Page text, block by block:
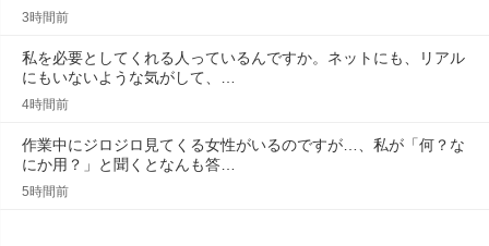
3時間前
私を必要としてくれる人っているんですか。ネットにも、リアル
にもいないような気がして、…
4時間前
作業中にジロジロ見てくる女性がいるのですが…、私が「何？な
にか用？」と聞くとなんも答…
5時間前